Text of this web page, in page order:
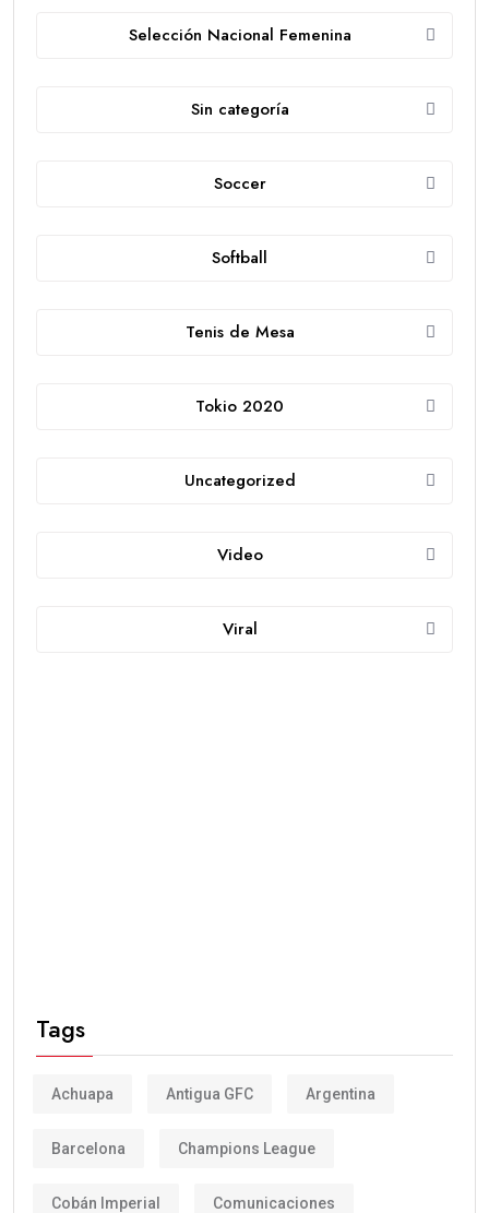
Selección Nacional Femenina
Sin categoría
Soccer
Softball
Tenis de Mesa
Tokio 2020
Uncategorized
Video
Viral
Tags
Achuapa Antigua GFC Argentina
Barcelona Champions League
Cobán Imperial Comunicaciones